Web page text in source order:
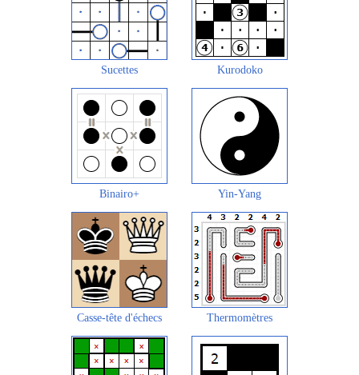
Sucettes Kurodoko
Binairo+ Yin-Yang
Casse-tête d'échecs Thermomètres